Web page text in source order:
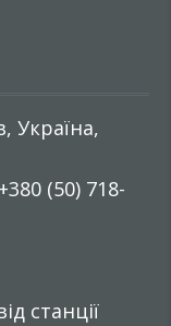
Україна,
(50) 718-
станції